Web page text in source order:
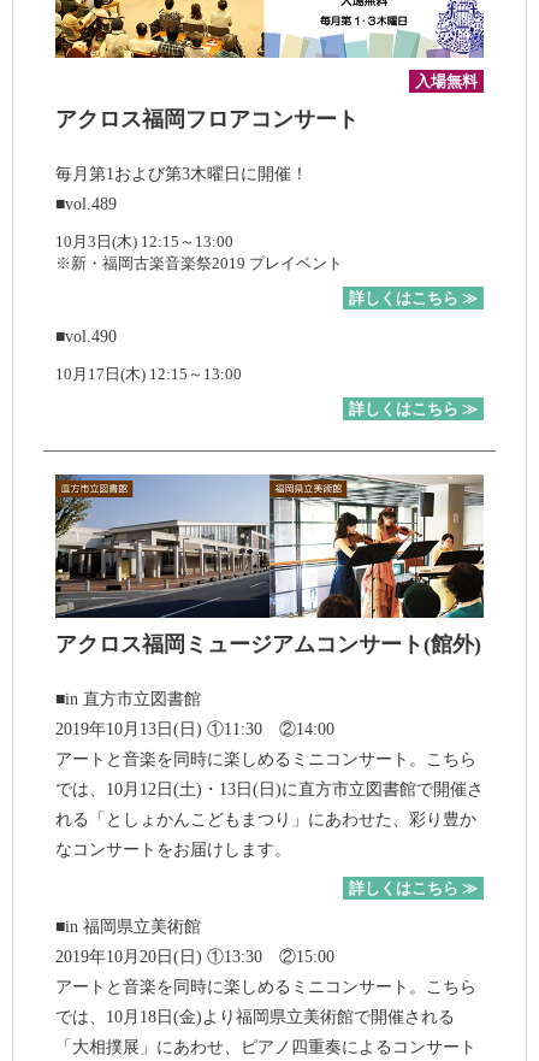
入場無料
アクロス福岡フロアコンサート
毎月第1および第3木曜日に開催！
■vol.489
10月3日(木) 12:15～13:00
※新・福岡古楽音楽祭2019 プレイベント
詳しくはこちら ≫
■vol.490
10月17日(木) 12:15～13:00
詳しくはこちら ≫
アクロス福岡ミュージアムコンサート(館外)
■in 直方市立図書館
2019年10月13日(日) ①11:30 ②14:00
アートと音楽を同時に楽しめるミニコンサート。こちら
では、10月12日(土)・13日(日)に直方市立図書館で開催さ
れる「としょかんこどもまつり」にあわせた、彩り豊か
なコンサートをお届けします。
詳しくはこちら ≫
■in 福岡県立美術館
2019年10月20日(日) ①13:30 ②15:00
アートと音楽を同時に楽しめるミニコンサート。こちら
では、10月18日(金)より福岡県立美術館で開催される
「大相撲展」にあわせ、ピアノ四重奏によるコンサート